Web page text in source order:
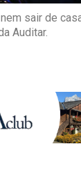
sair de
Auditar.